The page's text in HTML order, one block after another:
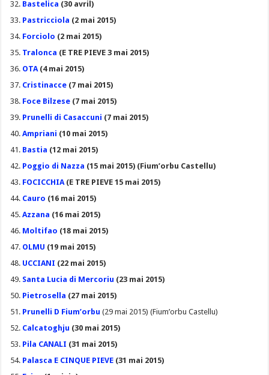
Bastelica (30 avril)
Pastricciola (2 mai 2015)
Forciolo (2 mai 2015)
Tralonca (E TRE PIEVE 3 mai 2015)
OTA (4 mai 2015)
Cristinacce (7 mai 2015)
Foce Bilzese (7 mai 2015)
Prunelli di Casaccuni (7 mai 2015)
Ampriani (10 mai 2015)
Bastia (12 mai 2015)
Poggio di Nazza (15 mai 2015) (Fium’orbu Castellu)
FOCICCHIA (E TRE PIEVE 15 mai 2015)
Cauro (16 mai 2015)
Azzana (16 mai 2015)
Moltifao (18 mai 2015)
OLMU (19 mai 2015)
UCCIANI (22 mai 2015)
Santa Lucia di Mercoriu (23 mai 2015)
Pietrosella (27 mai 2015)
Prunelli D Fium’orbu (29 mai 2015) (Fium’orbu Castellu)
Calcatoghju (30 mai 2015)
Pila CANALI (31 mai 2015)
Palasca E CINQUE PIEVE (31 mai 2015)